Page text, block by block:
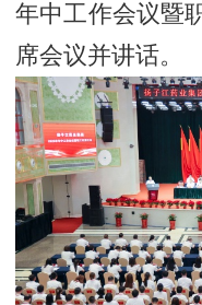
年中工作会议暨
席会议并讲话。